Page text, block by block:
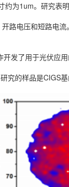
约为1um。研究表
路电压和短路电
开发了用于光伏应
究的样品是CIGS